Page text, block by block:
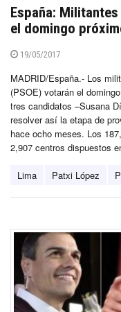
España:
el domingo
19/05/2017
MADRID/España.- Los
(PSOE) votarán el
tres candidatos –Susana
resolver así la etapa de
hace ocho meses. Los
2,907 centros dispuestos
Lima Patxi López